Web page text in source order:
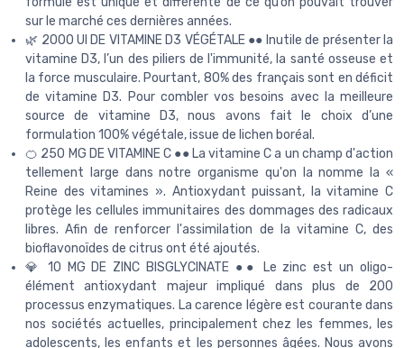
sur le marché ces dernières années.
🌿 2000 UI DE VITAMINE D3 VÉGÉTALE ●● Inutile de présenter la
vitamine D3, l’un des piliers de l'immunité, la santé osseuse et
la force musculaire. Pourtant, 80% des français sont en déficit
de vitamine D3. Pour combler vos besoins avec la meilleure
source de vitamine D3, nous avons fait le choix d’une
formulation 100% végétale, issue de lichen boréal.
🍊 250 MG DE VITAMINE C ●● La vitamine C a un champ d'action
tellement large dans notre organisme qu'on la nomme la «
Reine des vitamines ». Antioxydant puissant, la vitamine C
protège les cellules immunitaires des dommages des radicaux
libres. Afin de renforcer l'assimilation de la vitamine C, des
bioflavonoïdes de citrus ont été ajoutés.
💎 10 MG DE ZINC BISGLYCINATE ●● Le zinc est un oligo-
élément antioxydant majeur impliqué dans plus de 200
processus enzymatiques. La carence légère est courante dans
nos sociétés actuelles, principalement chez les femmes, les
adolescents, les enfants et les personnes âgées. Nous avons